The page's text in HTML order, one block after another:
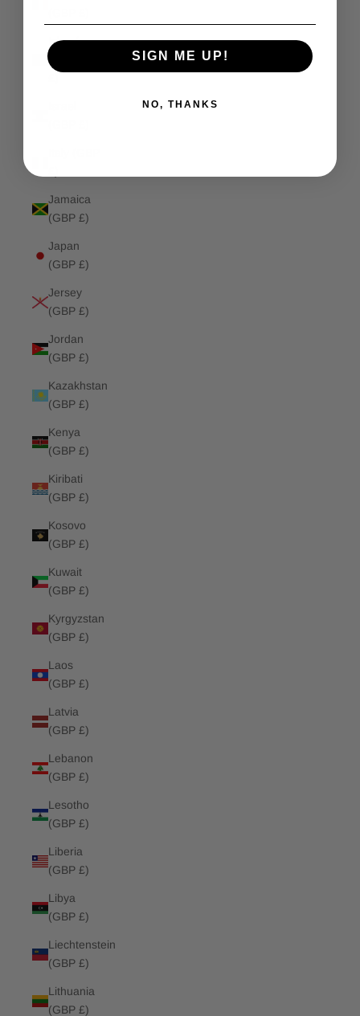
Isle of
Man (GBP
Jamaica
(GBP £)
Japan
(GBP £)
Jersey
(GBP £)
Jordan
(GBP £)
Kazakhstan
(GBP £)
Kenya
(GBP £)
Kiribati
(GBP £)
Kosovo
(GBP £)
Kuwait
(GBP £)
Kyrgyzstan
(GBP £)
Laos
(GBP £)
Latvia
(GBP £)
Lebanon
(GBP £)
Lesotho
(GBP £)
Liberia
(GBP £)
Libya
(GBP £)
Liechtenstein
(GBP £)
Lithuania
(GBP £)
SIGN ME UP!
NO, THANKS